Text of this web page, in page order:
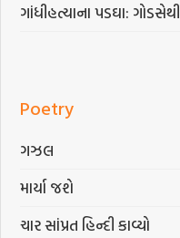
ગાંધીહત્યાના પડઘા:
Poetry
ગઝલ
માર્યા જશે
ચાર સાંપ્રત હિન્દી કાવ્યો